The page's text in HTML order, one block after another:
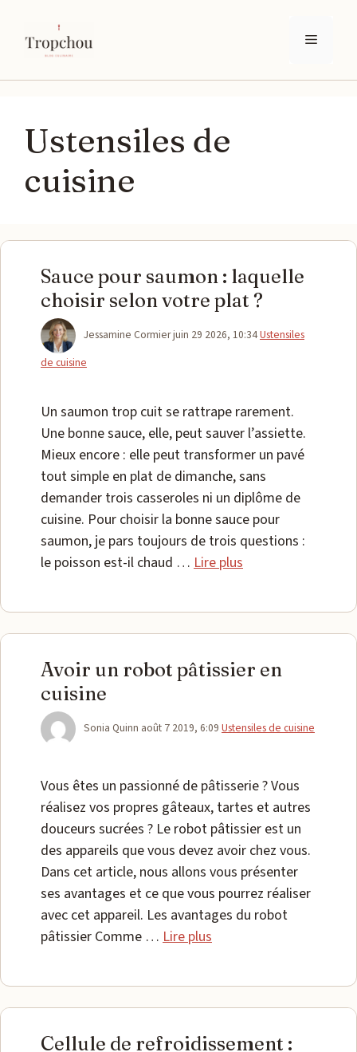
contenu
Menu
Ustensiles de
cuisine
Sauce pour saumon : laquelle
choisir selon votre plat ?
Jessamine Cormierjuin 29 2026, 10:34Ustensiles
de cuisine
Un saumon trop cuit se rattrape rarement.
Une bonne sauce, elle, peut sauver l’assiette.
Mieux encore : elle peut transformer un pavé
tout simple en plat de dimanche, sans
demander trois casseroles ni un diplôme de
cuisine. Pour choisir la bonne sauce pour
saumon, je pars toujours de trois questions :
le poisson est-il chaud … Lire plus
Avoir un robot pâtissier en
cuisine
Sonia Quinn août 7 2019, 6:09 Ustensiles de cuisine
Vous êtes un passionné de pâtisserie ? Vous
réalisez vos propres gâteaux, tartes et autres
douceurs sucrées ? Le robot pâtissier est un
des appareils que vous devez avoir chez vous.
Dans cet article, nous allons vous présenter
ses avantages et ce que vous pourrez réaliser
avec cet appareil. Les avantages du robot
pâtissier Comme … Lire plus
Cellule de refroidissement :